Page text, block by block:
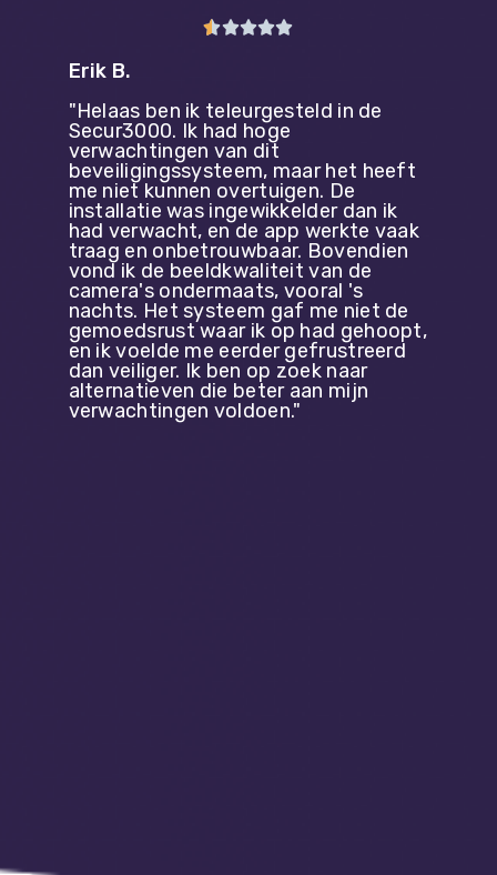

Erik B.
"Helaas ben ik teleurgesteld in de
Secur3000. Ik had hoge
verwachtingen van dit
beveiligingssysteem, maar het heeft
me niet kunnen overtuigen. De
installatie was ingewikkelder dan ik
had verwacht, en de app werkte vaak
traag en onbetrouwbaar. Bovendien
vond ik de beeldkwaliteit van de
camera's ondermaats, vooral 's
nachts. Het systeem gaf me niet de
gemoedsrust waar ik op had gehoopt,
en ik voelde me eerder gefrustreerd
dan veiliger. Ik ben op zoek naar
alternatieven die beter aan mijn
verwachtingen voldoen."